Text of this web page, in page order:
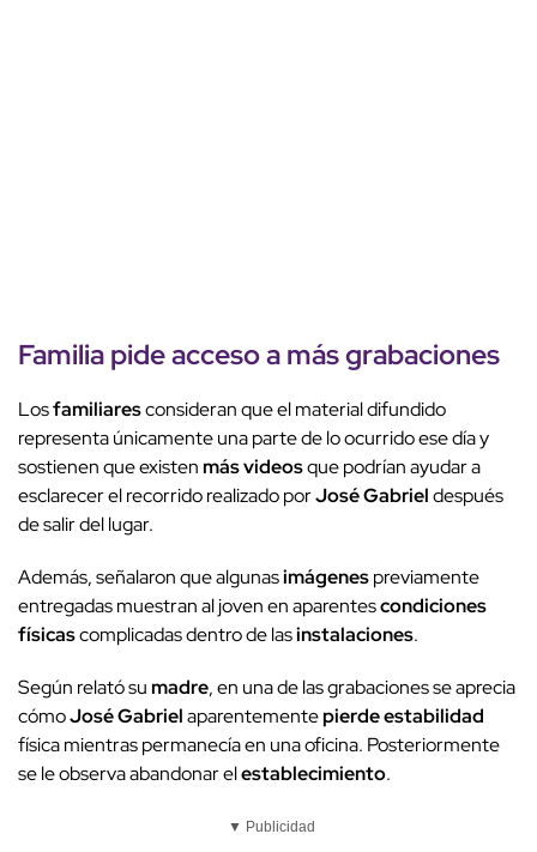
Familiapide acceso a más grabaciones
Losfamiliaresconsideran que el material difundido
representa únicamente una parte de lo ocurrido ese día y
sostienen que existenmás videosque podrían ayudar a
esclarecer el recorrido realizado porJosé Gabrieldespués
de salir del lugar.
Además, señalaron que algunasimágenespreviamente
entregadas muestran al joven en aparentescondiciones
físicascomplicadas dentro de lasinstalaciones.
Según relató sumadre, en una de las grabaciones se aprecia
cómoJosé Gabrielaparentementepierde estabilidad
física mientras permanecía en una oficina. Posteriormente
se le observa abandonar elestablecimiento.
▼ Publicidad